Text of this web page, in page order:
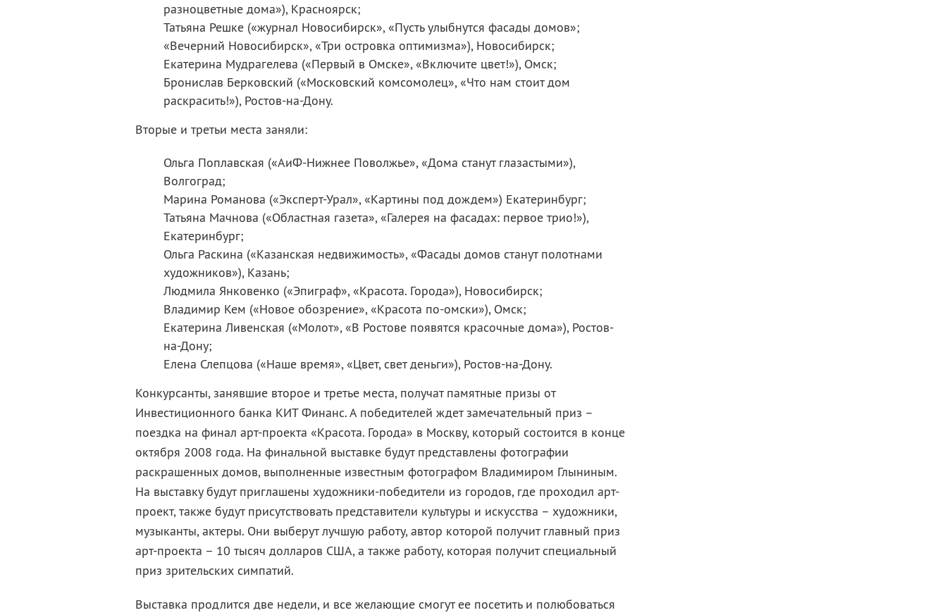
разноцветные дома»), Красноярск;
Татьяна Решке («журнал Новосибирск», «Пусть улыбнутся фасады домов»;
«Вечерний Новосибирск», «Три островка оптимизма»), Новосибирск;
Екатерина Мудрагелева («Первый в Омске», «Включите цвет!»), Омск;
Бронислав Берковский («Московский комсомолец», «Что нам стоит дом
раскрасить!»), Ростов-на-Дону.
Вторые и третьи места заняли:
Ольга Поплавская («АиФ-Нижнее Поволжье», «Дома станут глазастыми»),
Волгоград;
Марина Романова («Эксперт-Урал», «Картины под дождем») Екатеринбург;
Татьяна Мачнова («Областная газета», «Галерея на фасадах: первое трио!»),
Екатеринбург;
Ольга Раскина («Казанская недвижимость», «Фасады домов станут полотнами
художников»), Казань;
Людмила Янковенко («Эпиграф», «Красота. Города»), Новосибирск;
Владимир Кем («Новое обозрение», «Красота по-омски»), Омск;
Екатерина Ливенская («Молот», «В Ростове появятся красочные дома»), Ростов-
на-Дону;
Елена Слепцова («Наше время», «Цвет, свет деньги»), Ростов-на-Дону.
Конкурсанты, занявшие второе и третье места, получат памятные призы от
Инвестиционного банка КИТ Финанс. А победителей ждет замечательный приз –
поездка на финал арт-проекта «Красота. Города» в Москву, который состоится в конце
октября 2008 года. На финальной выставке будут представлены фотографии
раскрашенных домов, выполненные известным фотографом Владимиром Глыниным.
На выставку будут приглашены художники-победители из городов, где проходил арт-
проект, также будут присутствовать представители культуры и искусства – художники,
музыканты, актеры. Они выберут лучшую работу, автор которой получит главный приз
арт-проекта – 10 тысяч долларов США, а также работу, которая получит специальный
приз зрительских симпатий.
Выставка продлится две недели, и все желающие смогут ее посетить и полюбоваться